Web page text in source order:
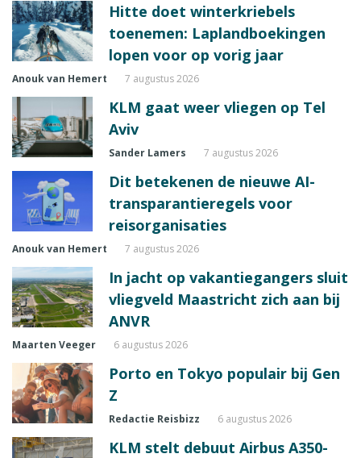
Hitte doet winterkriebels
toenemen: Laplandboekingen
lopen voor op vorig jaar
Anouk van Hemert 7 augustus 2026
KLM gaat weer vliegen op Tel
Aviv
Sander Lamers 7 augustus 2026
Dit betekenen de nieuwe AI-
transparantieregels voor
reisorganisaties
Anouk van Hemert 7 augustus 2026
In jacht op vakantiegangers sluit
vliegveld Maastricht zich aan bij
ANVR
Maarten Veeger 6 augustus 2026
Porto en Tokyo populair bij Gen
Z
Redactie Reisbizz 6 augustus 2026
KLM stelt debuut Airbus A350-